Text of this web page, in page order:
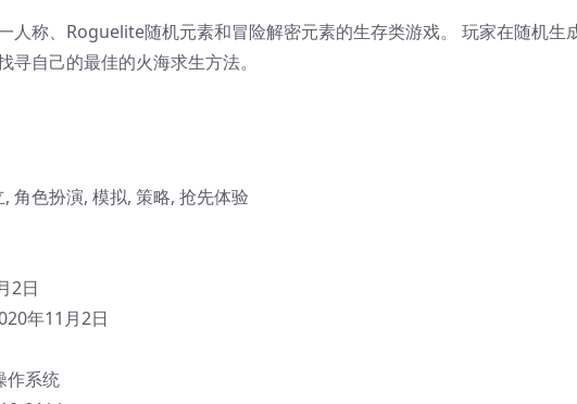
人称、Roguelite随机元素和冒险解密元素的生存类游戏。 玩家在随机生
寻自己的最佳的火海求生方法。
角色扮演, 模拟, 策略, 抢先体验
2日
年11月2日
作系统